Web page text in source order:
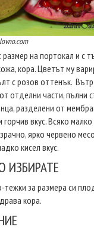
на портокал и с
кора. Цветът му
с розов оттенък.
отделни части, пълни
разделени от
горчив вкус. Всяко
ярко червено
кисел вкус.
ИЗБИРАТЕ
тежки за размера си
кора.